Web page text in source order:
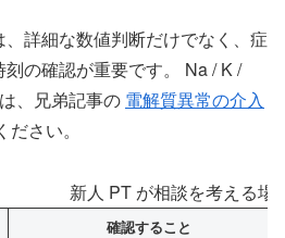
詳細な数値判断だけでなく、症
の確認が重要です。 Na / K /
、兄弟記事の 電解質異常の介入
さい。
新人 PT が相談を考える場
確認すること